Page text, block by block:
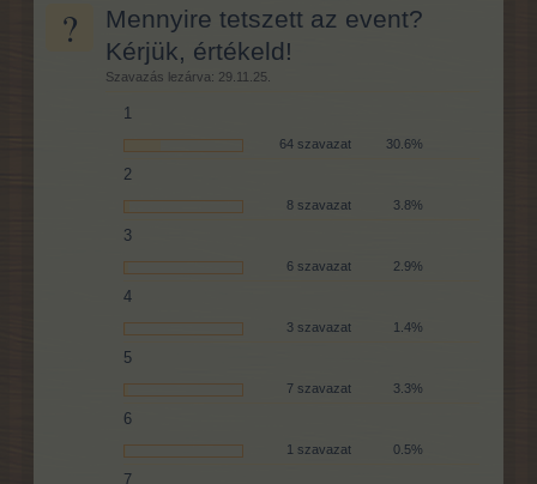
?
Mennyire tetszett az event?
Kérjük, értékeld!
Szavazás lezárva: 29.11.25.
1
64 szavazat 30.6%
2
8 szavazat 3.8%
3
6 szavazat 2.9%
4
3 szavazat 1.4%
5
7 szavazat 3.3%
6
1 szavazat 0.5%
7